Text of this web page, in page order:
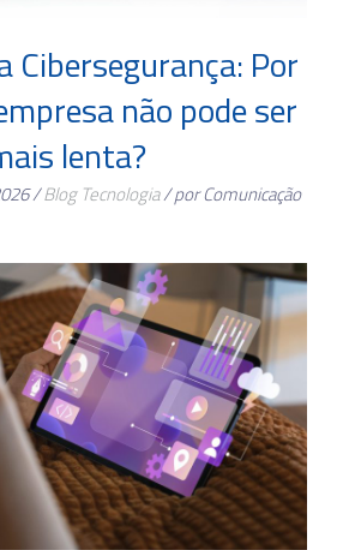
Cibersegurança: Por
não pode ser
lenta?
/Blog Tecnologia/ por Comunicação